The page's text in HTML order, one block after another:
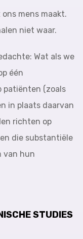
mens maakt.
niet waar.
Wat als we
één
patiënten (zoals
in plaats daarvan
richten op
die substantiële
van hun
STUDIES